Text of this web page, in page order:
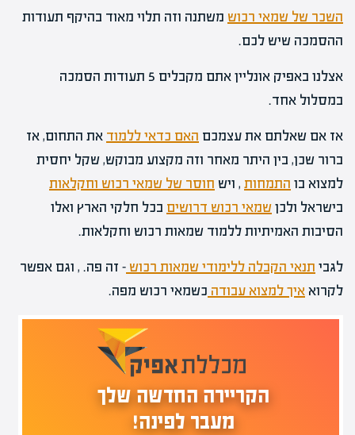
השכר של שמאי רכוש משתנה וזה תלוי מאוד בהיקף תעודות
ההסמכה שיש לכם.
אצלנו באפיק אונליין אתם מקבלים 5 תעודות הסמכה
במסלול אחד.
אז אם שאלתם את עצמכם האם כדאי ללמוד את התחום, אז
ברור שכן, בין היתר מאחר וזה מקצוע מבוקש, שקל יחסית
למצוא בו התמחות , ויש חוסר של שמאי רכוש וחקלאות
בישראל ולכןשמאי רכוש דרושים בכל חלקי הארץ ואלו
הסיבות האמיתיות ללמוד שמאות רכוש וחקלאות.
לגבי תנאי הקבלה ללימודי שמאות רכוש – זה פה. , וגם אפשר
לקרואאיך למצוא עבודה כשמאי רכוש מפה.
הקריירה החדשה שלך
מעבר לפינה!